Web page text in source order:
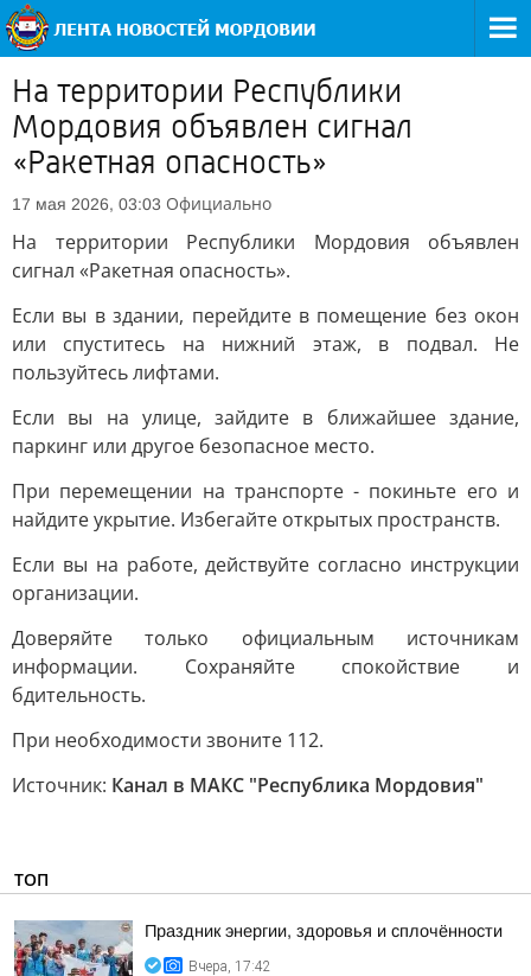
На территории Республики
Мордовия объявлен сигнал
«Ракетная опасность»
17 мая 2026, 03:03 Официально
На территории Республики Мордовия объявлен
сигнал «Ракетная опасность».
Если вы в здании, перейдите в помещение без окон
или спуститесь на нижний этаж, в подвал. Не
пользуйтесь лифтами.
Если вы на улице, зайдите в ближайшее здание,
паркинг или другое безопасное место.
При перемещении на транспорте - покиньте его и
найдите укрытие. Избегайте открытых пространств.
Если вы на работе, действуйте согласно инструкции
организации.
Доверяйте только официальным источникам
информации. Сохраняйте спокойствие и
бдительность.
При необходимости звоните 112.
Источник: Канал в МАКС "Республика Мордовия"
ТОП
Праздник энергии, здоровья и сплочённости
Вчера, 17:42